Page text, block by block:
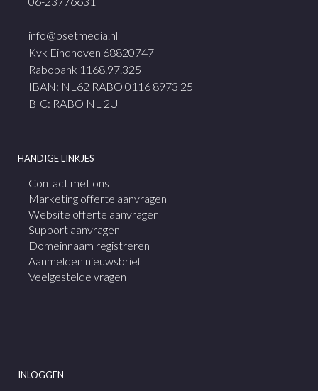
info@bsetmedia.nl
Kvk Eindhoven 68820747
Rabobank 1168.97.325
IBAN: NL62 RABO 0116 8973 25
BIC: RABO NL 2U
HANDIGE LINKJES
Contact met ons
Marketing offerte aanvragen
Website offerte aanvragen
Support aanvragen
Domeinnaam registreren
Aanmelden nieuwsbrief
Veelgestelde vragen
INLOGGEN